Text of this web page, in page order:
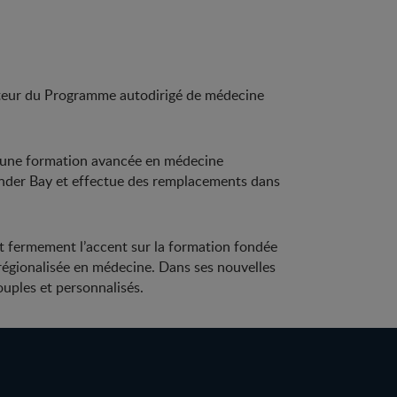
du Programme autodirigé de médecine
formation avancée en médecine
Bay et effectue des remplacements dans
fermement l’accent sur la formation fondée
en médecine. Dans ses nouvelles
et personnalisés.